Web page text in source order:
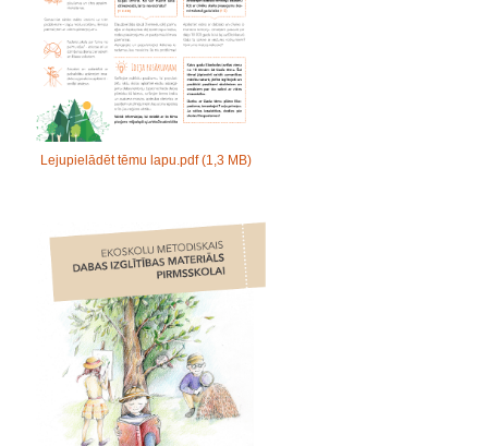
Lejupielādēt tēmu lapu.pdf (1,3 MB)